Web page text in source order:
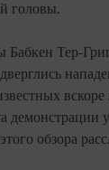
головы.
Бабкен Тер-
вскоре
демонстрации
обзора